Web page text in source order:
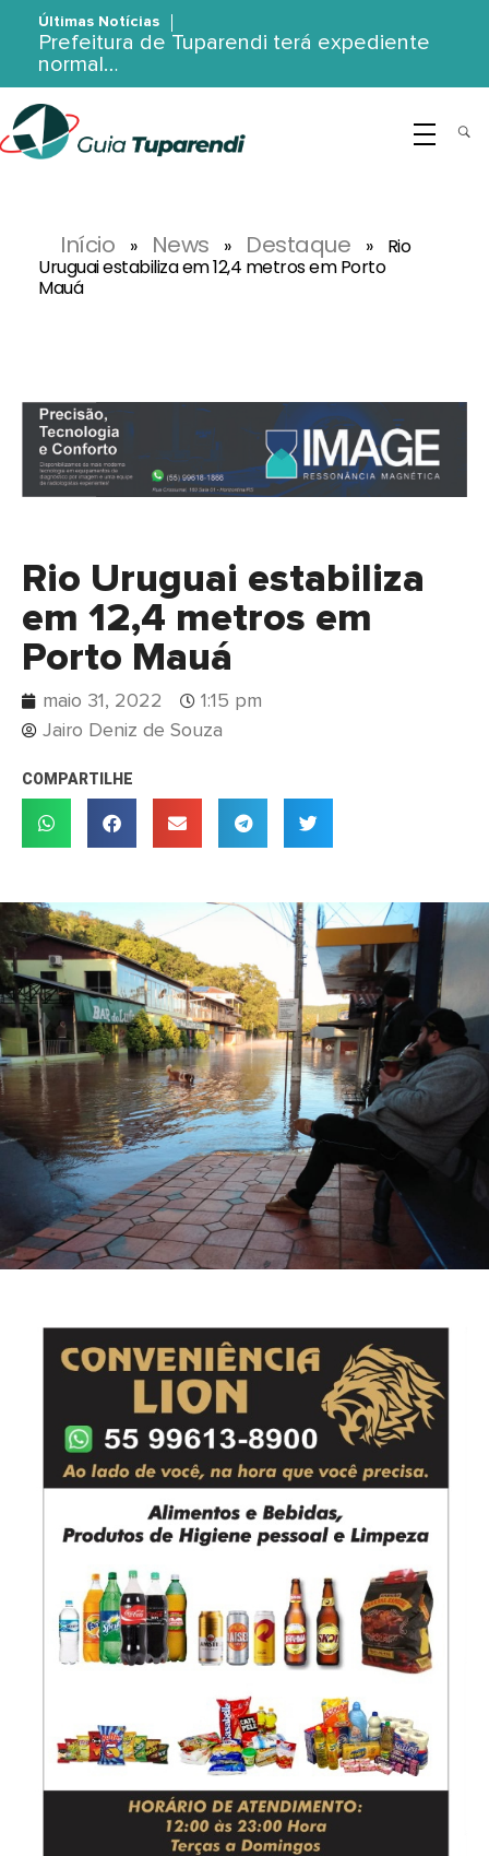
Últimas Notícias
Prefeitura de Tuparendi terá expediente
normal…
Início » News » Destaque »
Rio
Uruguai estabiliza em 12,4 metros em Porto
Mauá
Rio Uruguai estabiliza
em 12,4 metros em
Porto Mauá
maio 31, 2022
1:15 pm
Jairo Deniz de Souza
COMPARTILHE